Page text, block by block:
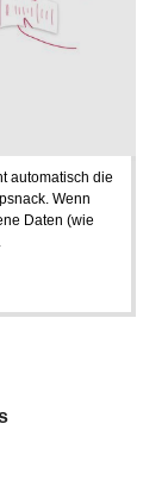
automatisch die
Wenn
Daten (wie